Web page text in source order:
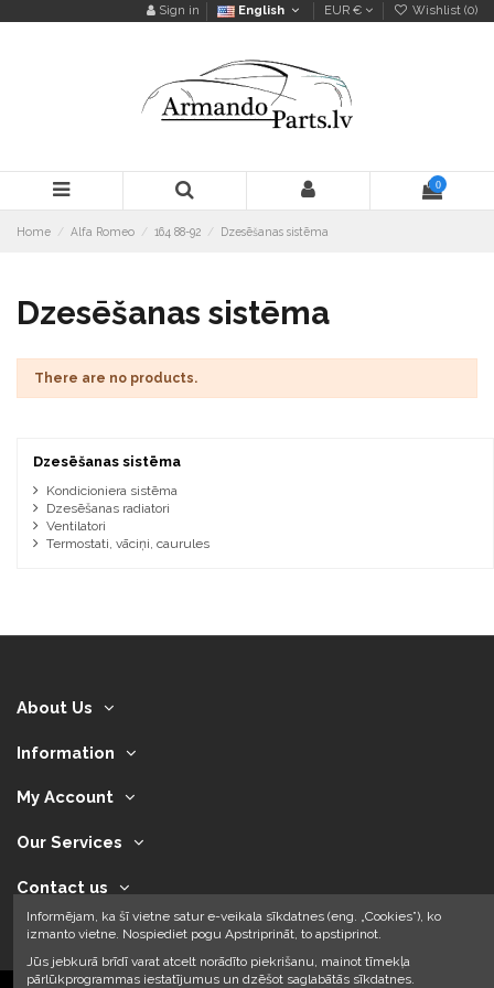
Sign in English EUR € Wishlist (0)
0
Home Alfa Romeo 164 88-92 Dzesēšanas sistēma
Dzesēšanas sistēma
There are no products.
Dzesēšanas sistēma
Kondicioniera sistēma
Dzesēšanas radiatori
Ventilatori
Termostati, vāciņi, caurules
About Us
Information
My Account
Our Services
Contact us
Informējam, ka šī vietne satur e-veikala sīkdatnes (eng. „Cookies”), ko
izmanto vietne. Nospiediet pogu Apstriprināt, to apstiprinot.
Jūs jebkurā brīdī varat atcelt norādīto piekrišanu, mainot tīmekļa
pārlūkprogrammas iestatījumus un dzēšot saglabātās sīkdatnes.